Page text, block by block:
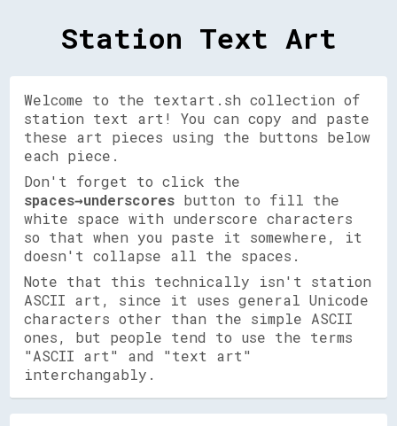
Station Text Art
Welcome to the textart.sh collection of
station text art! You can copy and paste
these art pieces using the buttons below
each piece.
Don't forget to click the
spaces→underscores button to fill the
white space with underscore characters
so that when you paste it somewhere, it
doesn't collapse all the spaces.
Note that this technically isn't station
ASCII art, since it uses general Unicode
characters other than the simple ASCII
ones, but people tend to use the terms
"ASCII art" and "text art"
interchangably.